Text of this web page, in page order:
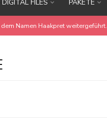
FILES PAKETE
Namen Haakpret weitergeführt.